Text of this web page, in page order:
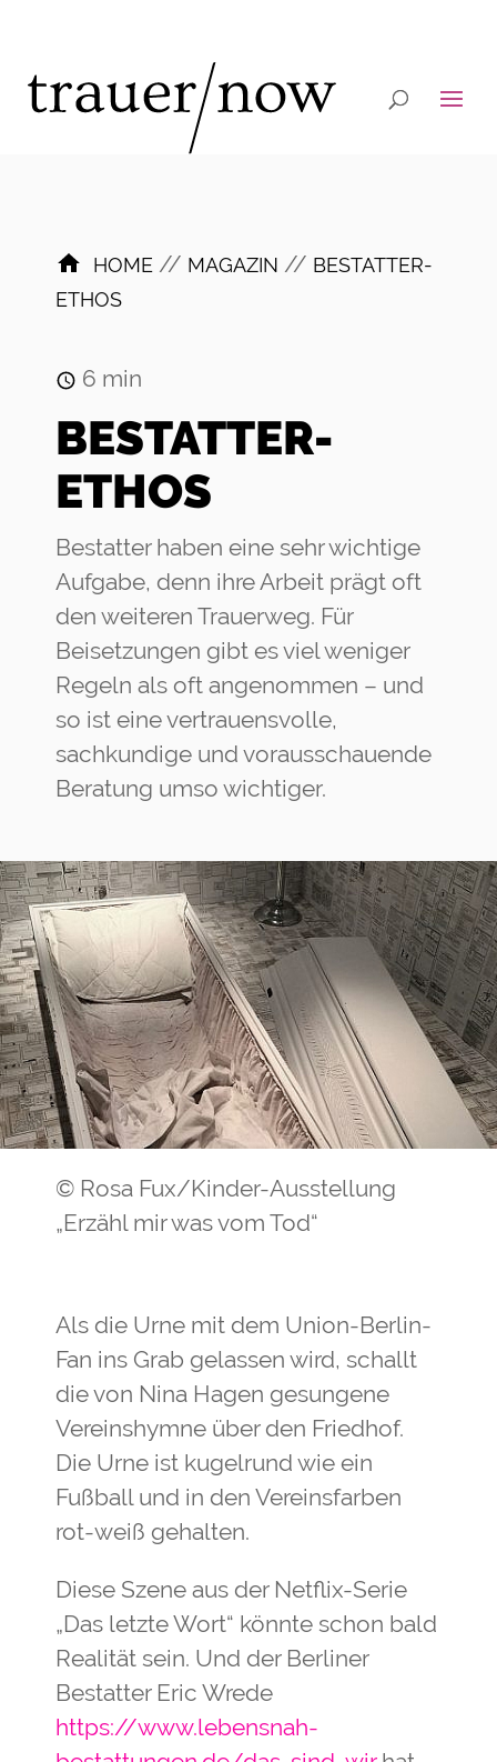
HOME // MAGAZIN // BESTATTER-
ETHOS
6 min
BESTATTER-
ETHOS
Bestatter haben eine sehr wichtige
Aufgabe, denn ihre Arbeit prägt oft
den weiteren Trauerweg. Für
Beisetzungen gibt es viel weniger
Regeln als oft angenommen – und
so ist eine vertrauensvolle,
sachkundige und vorausschauende
Beratung umso wichtiger.
© Rosa Fux/Kinder-Ausstellung
„Erzähl mir was vom Tod“
Als die Urne mit dem Union-Berlin-
Fan ins Grab gelassen wird, schallt
die von Nina Hagen gesungene
Vereinshymne über den Friedhof.
Die Urne ist kugelrund wie ein
Fußball und in den Vereinsfarben
rot-weiß gehalten.
Diese Szene aus der Netflix-Serie
„Das letzte Wort“ könnte schon bald
Realität sein. Und der Berliner
Bestatter Eric Wrede
https://www.lebensnah-